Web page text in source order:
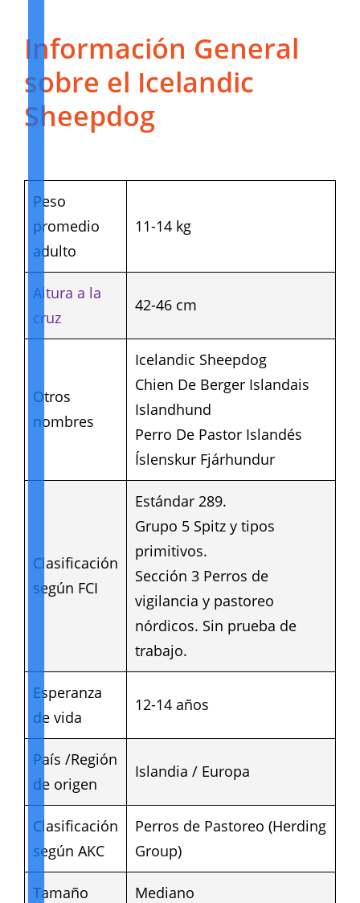
Información General
sobre el Icelandic
Sheepdog
Peso
promedio
adulto
11-14 kg
Altura a la
cruz
42-46 cm
Otros
nombres
Icelandic Sheepdog
Chien De Berger Islandais
Islandhund
Perro De Pastor Islandés
Íslenskur Fjárhundur
Clasificación
según FCI
Estándar 289.
Grupo 5 Spitz y tipos
primitivos.
Sección 3 Perros de
vigilancia y pastoreo
nórdicos. Sin prueba de
trabajo.
Esperanza
de vida
12-14 años
País /Región
de origen
Islandia / Europa
Clasificación
según AKC
Perros de Pastoreo (Herding
Group)
Tamaño Mediano